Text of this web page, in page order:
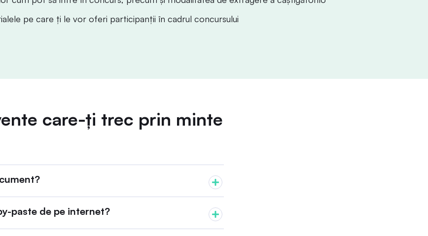
pe care ți le vor oferi participanții în cadrul concursului
care-ți trec prin minte
paste de pe internet?